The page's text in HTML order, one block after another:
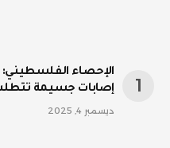
إصابات جسيمة
ديسمبر 4, 2025